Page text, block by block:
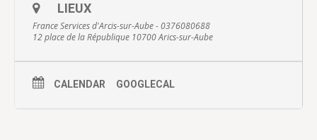
LIEUX
France Services d'Arcis-sur-Aube - 0376080688
12 place de la République 10700 Arics-sur-Aube
CALENDAR GOOGLECAL